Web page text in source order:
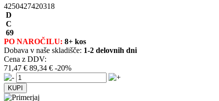
4250427420318
D
C
69
PO NAROČILU: 8+ kos
Dobava v naše skladišče: 1-2 delovnih dni
Cena z DDV:
71,47 € 89,34 € -20%